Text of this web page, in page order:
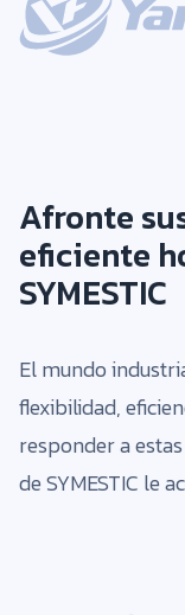
Afronte
eficiente
SYMESTIC
El mundo
flexibilidad,
responder a
de SYMESTIC le